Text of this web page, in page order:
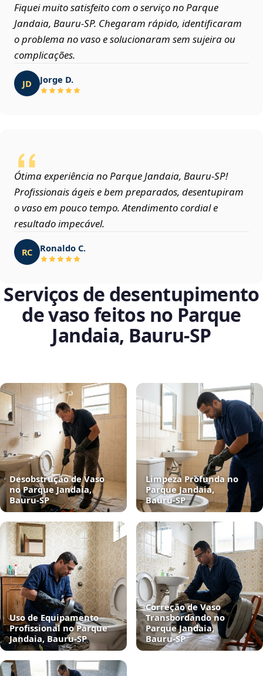
Fiquei muito satisfeito com o serviço no Parque
Jandaia, Bauru‑SP. Chegaram rápido, identificaram
o problema no vaso e solucionaram sem sujeira ou
complicações.
JD Jorge D.
Ótima experiência no Parque Jandaia, Bauru‑SP!
Profissionais ágeis e bem preparados, desentupiram
o vaso em pouco tempo. Atendimento cordial e
resultado impecável.
RC Ronaldo C.
Serviços de desentupimento
de vaso feitos no Parque
Jandaia, Bauru‑SP
Desobstrução de Vaso
no Parque Jandaia,
Bauru‑SP
Limpeza Profunda no
Parque Jandaia,
Bauru‑SP
Uso de Equipamento
Profissional no Parque
Jandaia, Bauru‑SP
Correção de Vaso
Transbordando no
Parque Jandaia,
Bauru‑SP